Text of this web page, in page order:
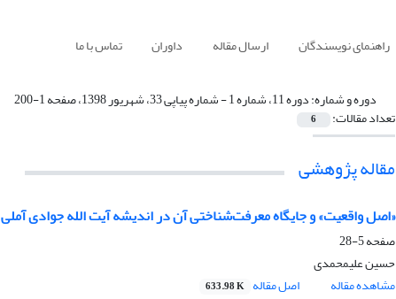
راهنمای نویسندگان ارسال مقاله داوران تماس با ما
دوره و شماره:دوره 11، شماره 1 - شماره پیاپی 33، شهریور 1398، صفحه 1-200
تعداد مقالات: 6
مقاله پژوهشی
«اصل واقعیت» و جایگاه معرفت‌شناختی آن در اندیشه آیت الله جوادی آملی
صفحه5-28
حسین علیمحمدی
مشاهده مقاله
اصل مقاله 633.98 K